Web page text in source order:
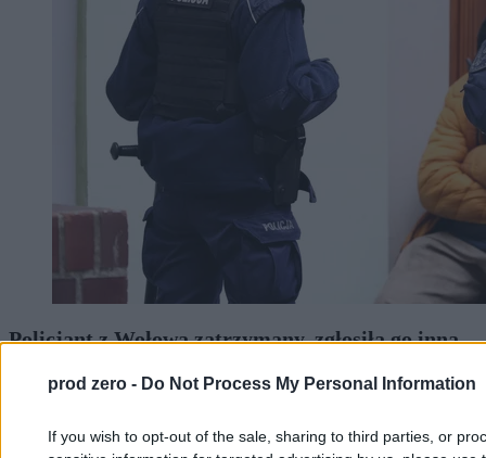
prod zero - Do Not Process My Personal Information
If you wish to opt-out of the sale, sharing to third parties, or
Policjant z Wołowa zatrzymany, zgłosiła go inna
seksualnej”